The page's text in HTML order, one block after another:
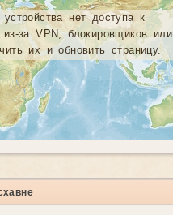
нет доступа к
за VPN, блокировщиков или
их и обновить страницу.